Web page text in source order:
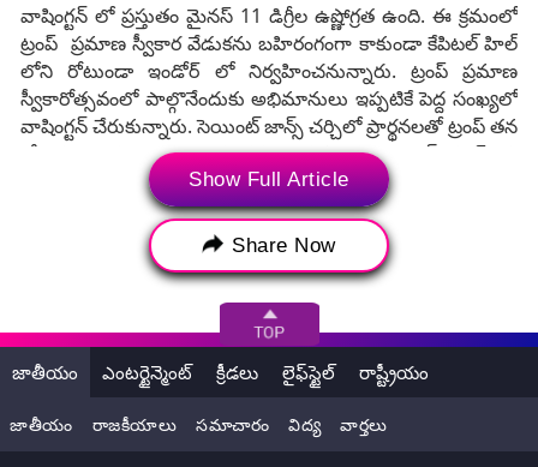
వాషింగ్టన్ లో ప్రస్తుతం మైనస్ 11 డిగ్రీల ఉష్ణోగ్రత ఉంది. ఈ క్రమంలో
ట్రంప్ ప్రమాణ స్వీకార వేడుకను బహిరంగంగా కాకుండా కేపిటల్ హిల్‌
లోని రోటుండా ఇండోర్‌ లో నిర్వహించనున్నారు. ట్రంప్ ప్రమాణ
స్వీకారోత్సవంలో పాల్గొనేందుకు అభిమానులు ఇప్పటికే పెద్ద సంఖ్యలో
వాషింగ్టన్ చేరుకున్నారు. సెయింట్ జాన్స్ చర్చిలో ప్రార్థనలతో ట్రంప్ తన
రోజును ప్రారంభిస్తారు. అనంతరం అక్కడి నుంచి వైట్‌ హౌస్‌ కు
చేరుకుని అధ్యక్షుడు బైడెన్ ఇచ్చే తేనీటి విందులో పాల్గొంటారు. అక్కడి
నుంచి కేపిటల్ హిల్‌ కు చేరుకుని ప్రమాణ స్వీకారం చేస్తారు. ప్రమాణం
అనంతరం తొలి రోజే ట్రంప్ 100కు పైగా ఆదేశాలపై సంతకాలు
చేస్తారు. ఎన్నికల్లో ఇచ్చిన ప్రధాన హామీలు ఇందులో ఉన్నట్టు
విద్యార్థులకు విద్యాబుద్ధులు చెప్పాల్సిన టీచర్ల వికృత క్రీడలు..
పాఠశాల స్టాఫ్‌ రూమ్‌ లో రాసలీలలు.. (వీడియోతో)
Show Full Article
Share Now
జాతీయం ఎంటర్టైన్మెంట్ క్రీడలు లైఫ్‌స్టైల్ రాష్ట్రీయం
జాతీయం రాజకీయాలు సమాచారం విద్య వార్తలు